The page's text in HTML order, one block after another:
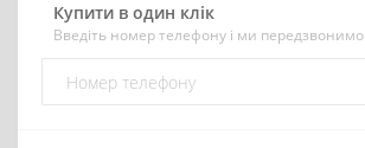
Купити в один клік
Введіть номер телефону і ми передзвонимо